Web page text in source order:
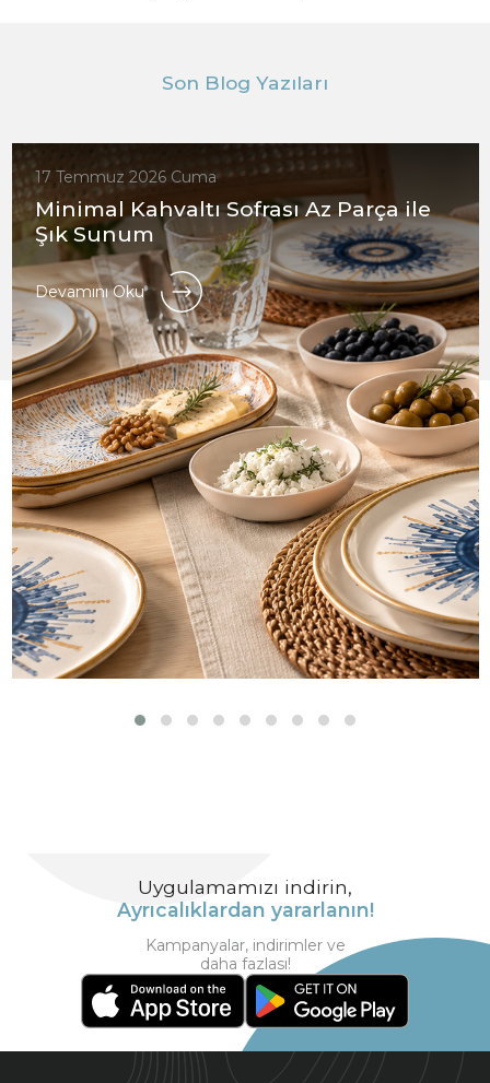
Son Blog Yazıları
17 Temmuz 2026 Cuma
Minimal Kahvaltı Sofrası Az Parça ile
Şık Sunum
Devamını Oku
Uygulamamızı indirin,
Ayrıcalıklardan yararlanın!
Kampanyalar, indirimler ve
daha fazlası!